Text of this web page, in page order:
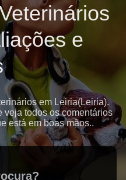
e
em Leiria(Leiria).
veja todos os comentários
está em boas mãos..